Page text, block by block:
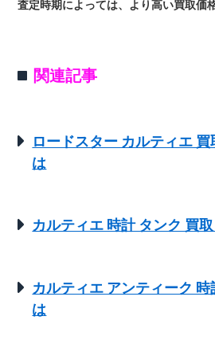
査定時期によっては、より高い買取価
関連記事
ロードスター カルティエ
は
カルティエ 時計 タンク 買
カルティエ アンティーク
は